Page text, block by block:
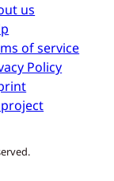
us
of service
Policy
project